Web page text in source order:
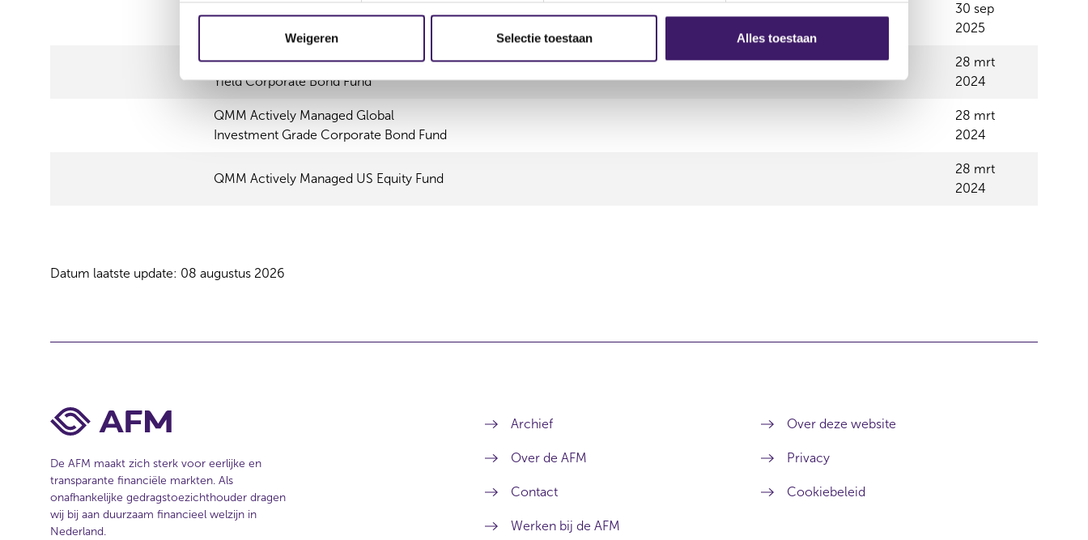
i
i
Weigeren Selectie toestaan Alles toestaan
30 sep
2025
QMM Actively Managed Global High
Yield Corporate Bond Fund
28 mrt
2024
QMM Actively Managed Global
Investment Grade Corporate Bond Fund
28 mrt
2024
QMM Actively Managed US Equity Fund
28 mrt
2024
Datum laatste update: 08 augustus 2026
Archief
Over de AFM
Contact
Werken bij de AFM
Over deze website
Privacy
Cookiebeleid
De AFM maakt zich sterk voor eerlijke en
transparante financiële markten. Als
onafhankelijke gedragstoezichthouder dragen
wij bij aan duurzaam financieel welzijn in
Nederland.